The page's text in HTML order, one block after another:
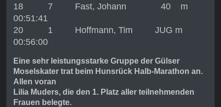
18 7 Fast, Johann 40 m
00:51:41
20 1 Hoffmann, Tim JUG m
00:56:00
Eine sehr leistungsstarke Gruppe der Gülser
Moselskater trat beim Hunsrück Halb-Marathon an.
Allen voran
Lilia Muders, die den 1. Platz aller teilnehmenden
Frauen belegte.